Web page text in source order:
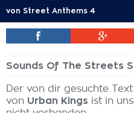
von Street Anthems 4
Sounds Of The Streets
Der von dir gesuchte Text
von Urban Kings ist in